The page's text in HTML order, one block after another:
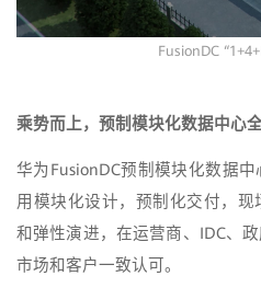
FusionDC
乘势而上，预制模块化数据中心
华为FusionDC预制模块化数据
用模块化设计，预制化交付，
和弹性演进，在运营商、IDC、
市场和客户一致认可。